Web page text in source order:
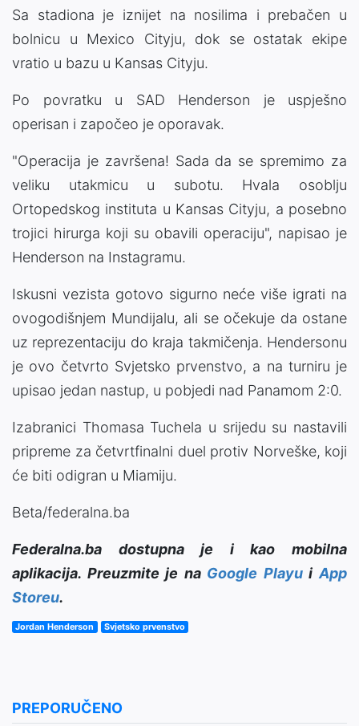
Sa stadiona je iznijet na nosilima i prebačen u
bolnicu u Mexico Cityju, dok se ostatak ekipe
vratio u bazu u Kansas Cityju.
Po povratku u SAD Henderson je uspješno
operisan i započeo je oporavak.
"Operacija je završena! Sada da se spremimo za
veliku utakmicu u subotu. Hvala osoblju
Ortopedskog instituta u Kansas Cityju, a posebno
trojici hirurga koji su obavili operaciju", napisao je
Henderson na Instagramu.
Iskusni vezista gotovo sigurno neće više igrati na
ovogodišnjem Mundijalu, ali se očekuje da ostane
uz reprezentaciju do kraja takmičenja. Hendersonu
je ovo četvrto Svjetsko prvenstvo, a na turniru je
upisao jedan nastup, u pobjedi nad Panamom 2:0.
Izabranici Thomasa Tuchela u srijedu su nastavili
pripreme za četvrtfinalni duel protiv Norveške, koji
će biti odigran u Miamiju.
Beta/federalna.ba
Federalna.ba dostupna je i kao mobilna
aplikacija. Preuzmite je na Google PlayuiApp
Storeu.
Jordan Henderson Svjetsko prvenstvo
PREPORUČENO